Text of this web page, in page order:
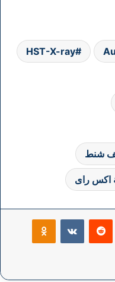
HST-X-ray
شنط
اكس راى